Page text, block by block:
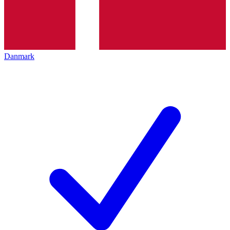
Danmark